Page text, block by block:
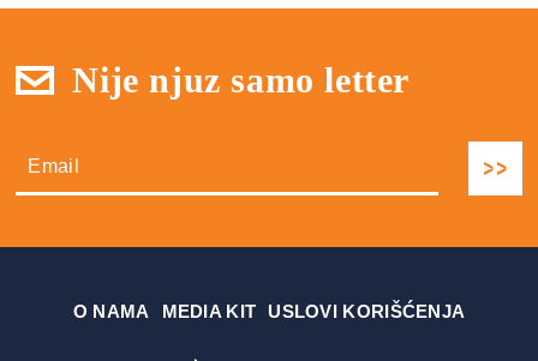
Nije njuz samo letter
О NAMA MEDIA KIT USLOVI KORIŠĆENJA